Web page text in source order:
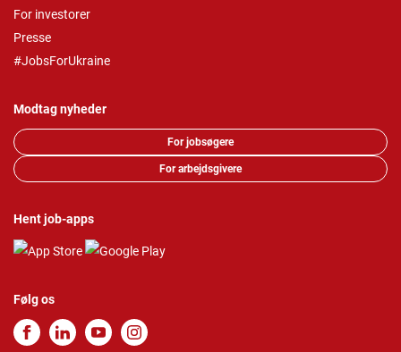
For investorer
Presse
#JobsForUkraine
Modtag nyheder
For jobsøgere
For arbejdsgivere
Hent job-apps
Følg os